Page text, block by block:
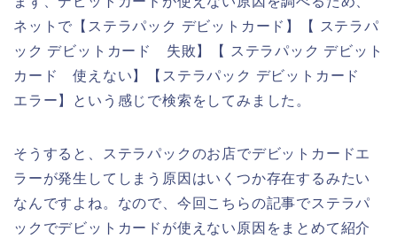
ネットで【ステラパック デビットカード】【 ステラパ
ック デビットカード 失敗】【 ステラパック デビット
カード 使えない】【ステラパック デビットカード
エラー】という感じで検索をしてみました。
そうすると、ステラパックのお店でデビットカードエ
ラーが発生してしまう原因はいくつか存在するみたい
なんですよね。なので、今回こちらの記事でステラパ
ックでデビットカードが使えない原因をまとめて紹介